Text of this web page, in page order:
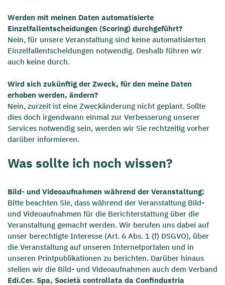
Werden mit meinen Daten automatisierte
Einzelfallentscheidungen (Scoring) durchgeführt?
Nein, für unsere Veranstaltung sind keine automatisierten
Einzelfallentscheidungen notwendig. Deshalb führen wir
auch keine durch.
Wird sich zukünftig der Zweck, für den meine Daten
erhoben werden, ändern?
Nein, zurzeit ist eine Zweckänderung nicht geplant. Sollte
dies doch irgendwann einmal zur Verbesserung unserer
Services notwendig sein, werden wir Sie rechtzeitig vorher
darüber informieren.
Was sollte ich noch wissen?
Bild- und Videoaufnahmen während der Veranstaltung:
Bitte beachten Sie, dass während der Veranstaltung Bild-
und Videoaufnahmen für die Berichterstattung über die
Veranstaltung gemacht werden. Wir berufen uns dabei auf
unser berechtigte Interesse (Art. 6 Abs. 1 (f) DSGVO), über
die Veranstaltung auf unseren Internetportalen und in
unseren Printpublikationen zu berichten. Darüber hinaus
stellen wir die Bild- und Videoaufnahmen auch dem Verband
Edi.Cer. Spa, Società controllata da Confindustria